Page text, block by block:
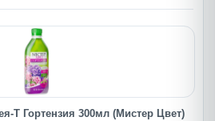
Т Гортензия 300мл (Мистер Цвет)